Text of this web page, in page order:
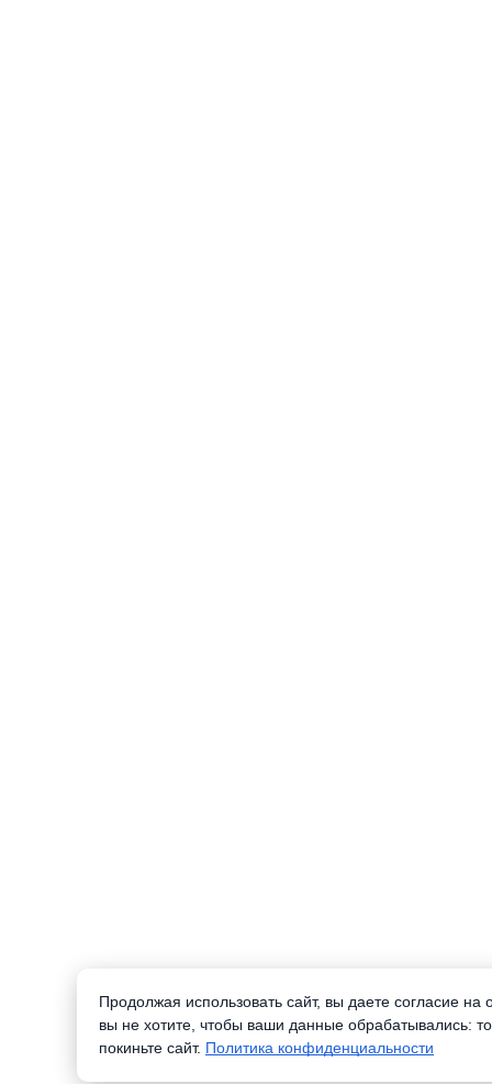
Продолжая использовать сайт, вы даете согласие
вы не хотите, чтобы ваши данные обрабатывались:
покиньте сайт. Политика конфиденциальности